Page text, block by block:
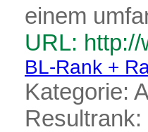
einem
URL:
BL-Rank +
Kategorie:
Resultrank: